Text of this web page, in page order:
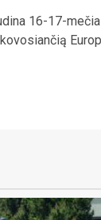
16-17-